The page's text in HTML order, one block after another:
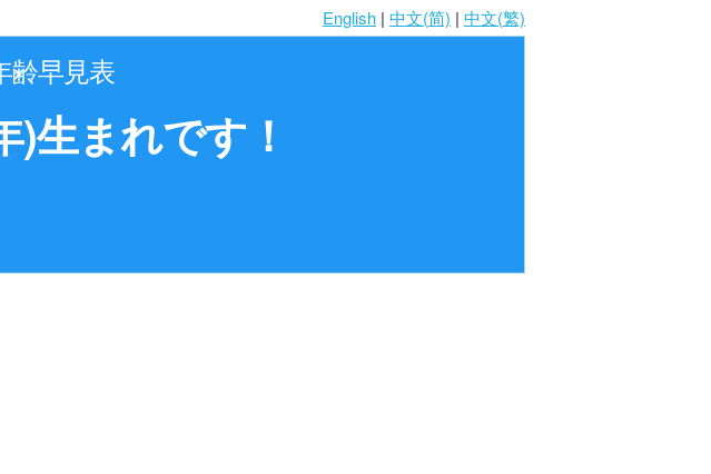
English | 中文(简) | 中文(繁)
齢早見表
生まれです！